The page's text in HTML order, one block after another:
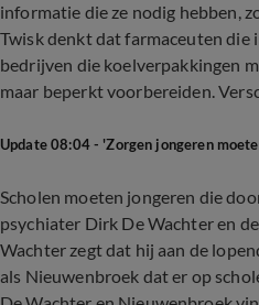
informatie die ze nodig hebben,
Twisk denkt dat farmaceuten
bedrijven die koelverpakkingen
maar beperkt voorbereiden.
Update 08:04 - 'Zorgen jongeren
Scholen moeten jongeren die
psychiater Dirk De Wachter en
Wachter zegt dat hij aan de
als Nieuwenbroek dat er op